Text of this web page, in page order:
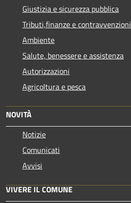
Giustizia e sicurezza pubblica
Tributi,finanze e contravvenzioni
Ambiente
Salute, benessere e assistenza
Autorizzazioni
Agricoltura e pesca
NOVITÀ
Notizie
Comunicati
Avvisi
VIVERE IL COMUNE